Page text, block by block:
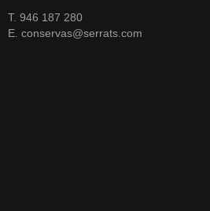
T. 946 187 280
E. conservas@serrats.com